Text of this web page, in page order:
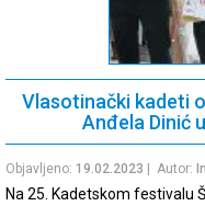
Vlasotinački kadeti
Anđela Dinić
Objavljeno: 19.02.2023 | Autor:
Na 25. Kadetskom festivalu